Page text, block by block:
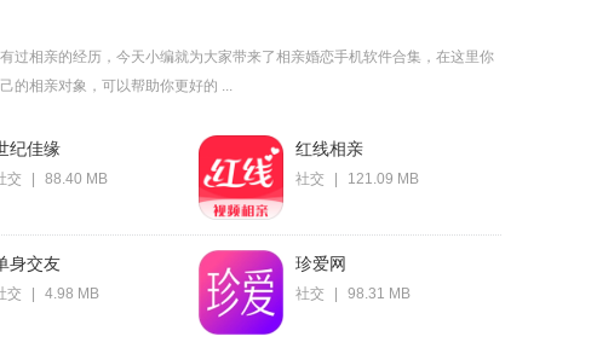
过相亲的经历，今天小编就为大家带来了相亲婚恋手机软件合集，在这里你
的相亲对象，可以帮助你更好的 ...
纪佳缘
交 88.40 MB
红线相亲
社交 121.09 MB
身交友
交 4.98 MB
珍爱网
社交 98.31 MB